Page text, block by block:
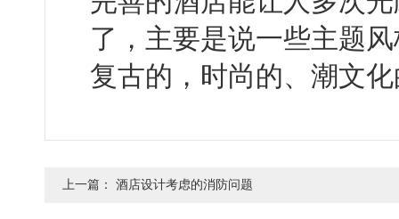
了，主要是说一些主题风
复古的，时尚的、潮文
上一篇： 酒店设计考虑的消防问题